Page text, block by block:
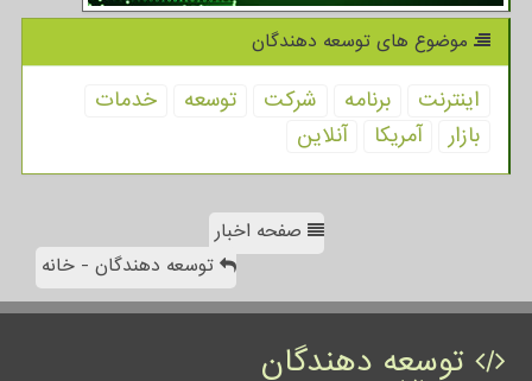
موضوع های توسعه دهندگان
اینترنت برنامه شركت توسعه
خدمات
بازار
آمریكا آنلاین
صفحه اخبار
توسعه دهندگان - خانه
توسعه دهندگان